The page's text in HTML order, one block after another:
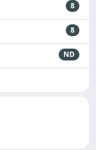
8
8
ND